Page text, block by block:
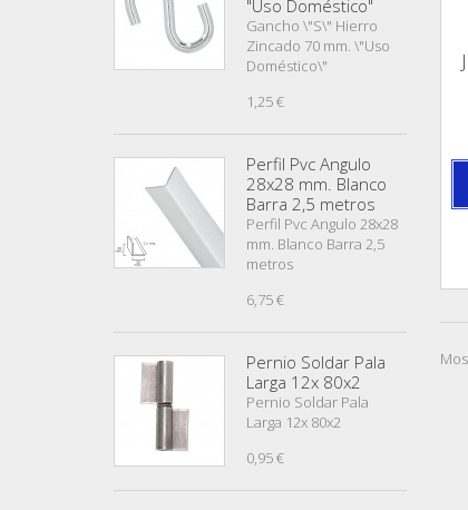
"Uso Doméstico"
Gancho \"S\" Hierro
Zincado 70 mm. \"Uso
Doméstico\"
1,25 €
Perfil Pvc Angulo
28x28 mm. Blanco
Barra 2,5 metros
Perfil Pvc Angulo 28x28
mm. Blanco Barra 2,5
metros
6,75 €
Pernio Soldar Pala
Larga 12x 80x2
Pernio Soldar Pala
Larga 12x 80x2
0,95 €